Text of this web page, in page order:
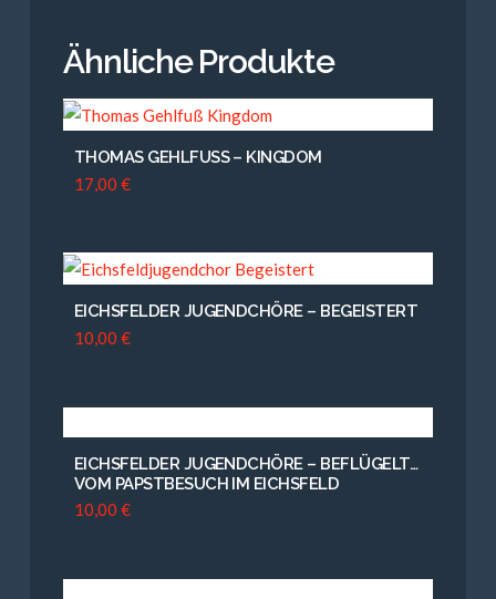
Ähnliche Produkte
THOMAS GEHLFUSS – KINGDOM
17,00 €
EICHSFELDER JUGENDCHÖRE – BEGEISTERT
10,00 €
EICHSFELDER JUGENDCHÖRE – BEFLÜGELT…
VOM PAPSTBESUCH IM EICHSFELD
10,00 €